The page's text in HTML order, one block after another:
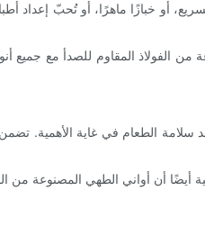
أو خبازًا ماهرًا، أو تُحبّ إعداد
من الفولاذ المقاوم للصدأ مع جميع
سلامة الطعام في غاية الأهمية.
أيضًا أن أواني الطهي المصنوعة من